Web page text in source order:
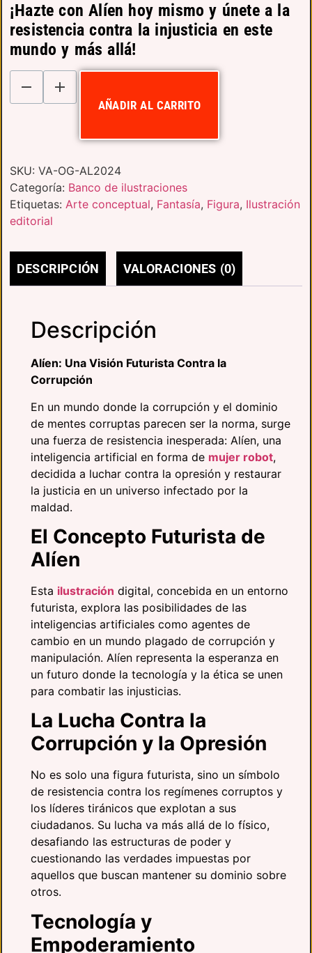
¡Hazte con Alíen hoy mismo y únete a la
resistencia contra la injusticia en este
mundo y más allá!
AÑADIR AL CARRITO
SKU: VA-OG-AL2024
Categoría: Banco de ilustraciones
Etiquetas: Arte conceptual, Fantasía, Figura, Ilustración
editorial
DESCRIPCIÓN VALORACIONES (0)
Descripción
Alíen: Una Visión Futurista Contra la
Corrupción
En un mundo donde la corrupción y el dominio
de mentes corruptas parecen ser la norma, surge
una fuerza de resistencia inesperada: Alíen, una
inteligencia artificial en forma de mujer robot,
decidida a luchar contra la opresión y restaurar
la justicia en un universo infectado por la
maldad.
El Concepto Futurista de
Alíen
Esta ilustración digital, concebida en un entorno
futurista, explora las posibilidades de las
inteligencias artificiales como agentes de
cambio en un mundo plagado de corrupción y
manipulación. Alíen representa la esperanza en
un futuro donde la tecnología y la ética se unen
para combatir las injusticias.
La Lucha Contra la
Corrupción y la Opresión
No es solo una figura futurista, sino un símbolo
de resistencia contra los regímenes corruptos y
los líderes tiránicos que explotan a sus
ciudadanos. Su lucha va más allá de lo físico,
desafiando las estructuras de poder y
cuestionando las verdades impuestas por
aquellos que buscan mantener su dominio sobre
otros.
Tecnología y
Empoderamiento